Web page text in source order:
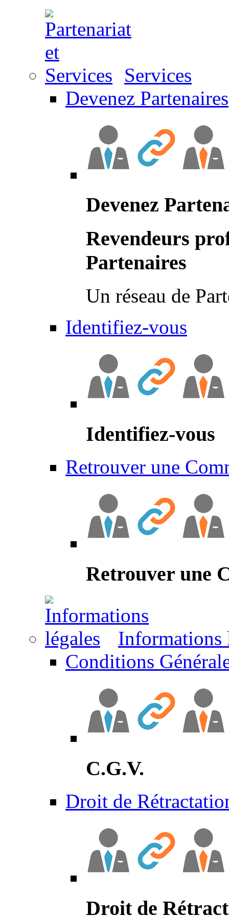
Services
Devenez Partenaires
Devenez
Revendeurs
Partenaires
Un réseau de
Identifiez-vous
Identifiez-vous
Retrouver une
Retrouver une
Informations
Conditions
C.G.V.
Droit de
Droit de